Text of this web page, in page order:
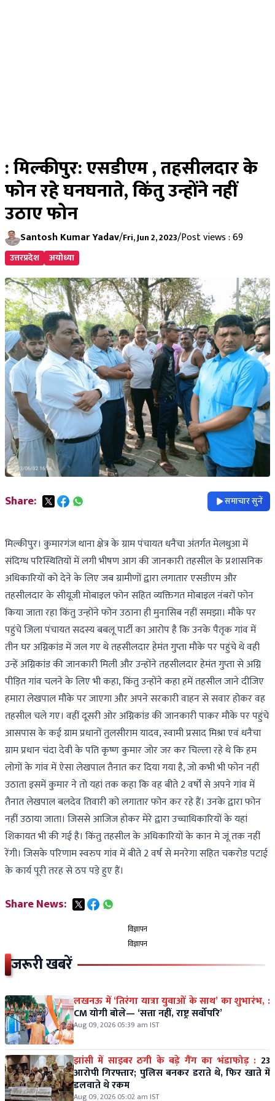
: मिल्कीपुर: एसडीएम , तहसीलदार के
फोन रहे घनघनाते, किंतु उन्होंने नहीं
उठाए फोन
Santosh Kumar Yadav/Fri, Jun 2, 2023/Post views : 69
उत्तरप्रदेश अयोध्या
Share: समाचार सुनें
मिल्कीपुर। कुमारगंज थाना क्षेत्र के ग्राम पंचायत धनैचा अंतर्गत मेलथुआ में
संदिग्ध परिस्थितियों में लगी भीषण आग की जानकारी तहसील के प्रशासनिक
अधिकारियों को देने के लिए जब ग्रामीणों द्वारा लगातार एसडीएम और
तहसीलदार के सीयूजी मोबाइल फोन सहित व्यक्तिगत मोबाइल नंबरों फोन
किया जाता रहा किंतु उन्होंने फोन उठाना ही मुनासिब नहीं समझा। मौके पर
पहुंचे जिला पंचायत सदस्य बबलू पार्टी का आरोप है कि उनके पैतृक गांव में
तीन घर अग्निकांड में जल गए थे तहसीलदार हेमंत गुप्ता मौके पर पहुंचे थे वही
उन्हें अग्निकांड की जानकारी मिली और उन्होंने तहसीलदार हेमंत गुप्ता से अग्नि
पीड़ित गांव चलने के लिए भी कहा, किंतु उन्होंने कहा हमें तहसील जाने दीजिए
हमारा लेखपाल मौके पर जाएगा और अपने सरकारी वाहन से सवार होकर वह
तहसील चले गए। वहीं दूसरी ओर अग्निकांड की जानकारी पाकर मौके पर पहुंचे
आसपास के कई ग्राम प्रधानों तुलसीराम यादव, स्वामी प्रसाद मिश्रा एवं धनैचा
ग्राम प्रधान चंदा देवी के पति कृष्ण कुमार जोर जर कर चिल्ला रहे थे कि हम
लोगों के गांव में ऐसा लेखपाल तैनात कर दिया गया है, जो कभी भी फोन नहीं
उठाता इसमें कुमार ने तो यहां तक कहा कि वह बीते 2 वर्षों से अपने गांव में
तैनात लेखपाल बलदेव तिवारी को लगातार फोन कर रहे हैं। उनके द्वारा फोन
नहीं उठाया जाता। जिससे आजिज होकर मेरे द्वारा उच्चाधिकारियों के यहां
शिकायत भी की गई है। किंतु तहसील के अधिकारियों के कान मे जूं तक नहीं
रेंगी। जिसके परिणाम स्वरुप गांव में बीते 2 वर्ष से मनरेगा सहित चकरोड पटाई
के कार्य पूरी तरह से ठप पड़े हुए हैं।
Share News:
विज्ञापन
विज्ञापन
जरूरी खबरें
लखनऊ में ‘तिरंगा यात्रा युवाओं के साथ’ का शुभारंभ, :
CM योगी बोले— ‘सत्ता नहीं, राष्ट्र सर्वोपरि’
Aug 09, 2026 05:39 am IST
झांसी में साइबर ठगी के बड़े गैंग का भंडाफोड़ : 23
आरोपी गिरफ्तार; पुलिस बनकर डराते थे, फिर खाते में
डलवाते थे रकम
Aug 09, 2026 05:02 am IST